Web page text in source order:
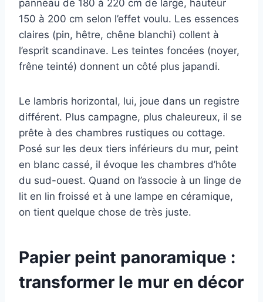
panneau de 180 à 220 cm de large, hauteur
150 à 200 cm selon l’effet voulu. Les essences
claires (pin, hêtre, chêne blanchi) collent à
l’esprit scandinave. Les teintes foncées (noyer,
frêne teinté) donnent un côté plus japandi.
Le lambris horizontal, lui, joue dans un registre
différent. Plus campagne, plus chaleureux, il se
prête à des chambres rustiques ou cottage.
Posé sur les deux tiers inférieurs du mur, peint
en blanc cassé, il évoque les chambres d’hôte
du sud-ouest. Quand on l’associe à un linge de
lit en lin froissé et à une lampe en céramique,
on tient quelque chose de très juste.
Papier peint panoramique :
transformer le mur en décor